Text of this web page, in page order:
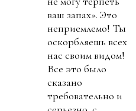
ваш запах». Это
неприемлемо! Ты
оскорбляешь всех
нас своим видом!
Все это было
сказано
требовательно и